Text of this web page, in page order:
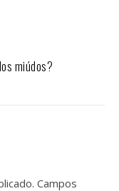
miúdos?
Campos